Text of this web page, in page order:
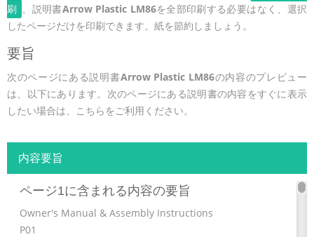
刷 。説明書Arrow Plastic LM86を全部印刷する必要はなく、選択
したページだけを印刷できます。紙を節約しましょう。
要旨
次のページにある説明書Arrow Plastic LM86の内容のプレビュー
は、以下にあります。次のページにある説明書の内容をすぐに表示
したい場合は、こちらをご利用ください。
内容要旨
ページ1に含まれる内容の要旨
Owner's Manual & Assembly Instructions
P01